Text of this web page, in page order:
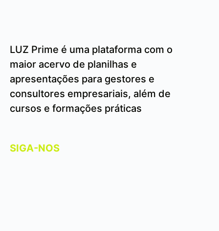
LUZ Prime é uma plataforma com o
maior acervo de planilhas e
apresentações para gestores e
consultores empresariais, além de
cursos e formações práticas
SIGA-NOS